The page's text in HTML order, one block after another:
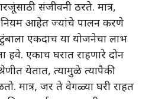
संजीवनी ठरते. मात्र,
नियम आहेत ज्यांचे पालन करणे
एकदाच या योजनेचा लाभ
हवे. एकाच घरात राहणारे दोन
येतात, त्यामुळे त्यापैकी
मात्र, जर ते वेगळ्या घरी राहत